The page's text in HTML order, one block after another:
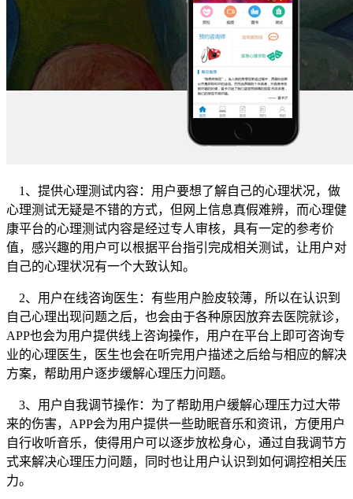
1、提供心理测试内容：用户要想了解自己的心理状况，做
心理测试无疑是不错的方式，但网上信息真假难辨，而心理健
康平台的心理测试内容是经过专人审核，具有一定的参考价
值，感兴趣的用户可以根据平台指引完成相关测试，让用户对
自己的心理状况有一个大致认知。
2、用户在线咨询医生：有些用户脸皮较薄，所以在认识到
自己心理出现问题之后，也会由于各种原因放弃去医院就诊，
APP也会为用户提供线上咨询操作，用户在平台上即可咨询专
业的心理医生，医生也会在听完用户描述之后给与相应的解决
方案，帮助用户逐步缓解心理压力问题。
3、用户自我调节操作：为了帮助用户缓解心理压力过大带
来的伤害，APP会为用户提供一些助眠音乐和资讯，方便用户
自行收听音乐，使得用户可以逐步放松身心，通过自我调节方
式来解决心理压力问题，同时也让用户认识到如何调控相关压
力。